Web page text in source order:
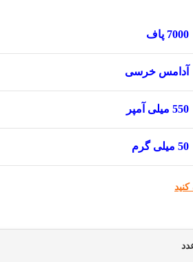
7000 پاف
آدامس خرسی
550 میلی آمپر
50 میلی گرم